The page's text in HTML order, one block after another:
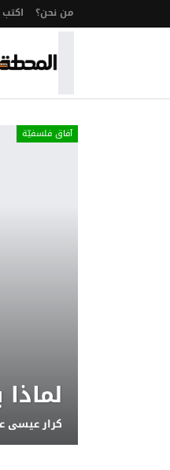
من نحن؟ اكتب
آفاق فلسفيّة‎